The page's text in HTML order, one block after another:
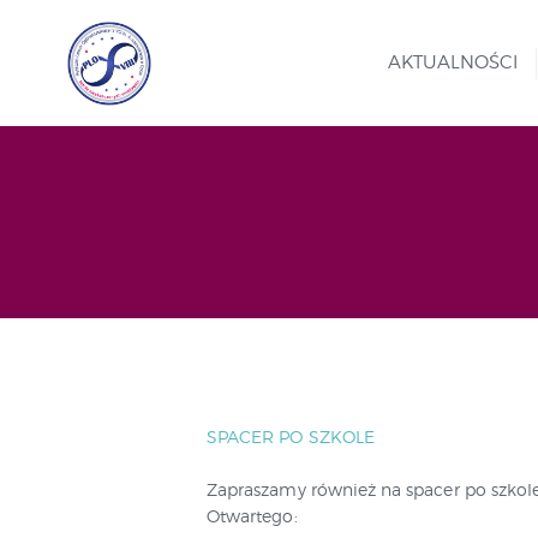
AKTUALNOŚCI
SPACER PO SZKOLE
Zapraszamy również na spacer po
Otwartego: